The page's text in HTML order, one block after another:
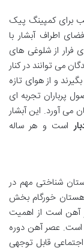
برای کمپینگ پیک
اطراف آبشار با
از شلوغی های
می توانند در کنار
و از هوای تازه
پرباران تجربه ای
می آورد. این آبشار
است و هر ساله
شناختی مهم در
دهستان خورگام بخش
آهن است از اهمیت
است. عصر آهن دوره
قابل توجهی